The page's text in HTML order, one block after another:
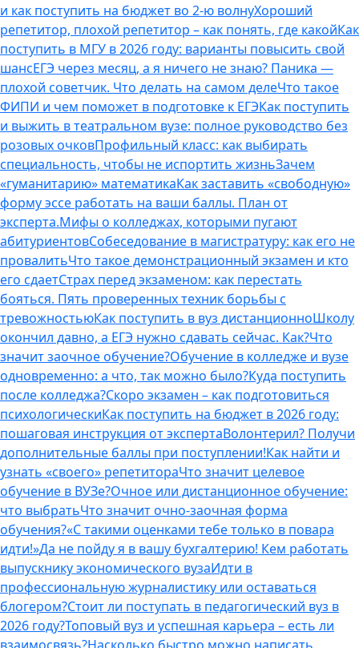
и как поступить на бюджет во 2‑ю волнуХороший
репетитор, плохой репетитор – как понять, где какойКак
поступить в МГУ в 2026 году: варианты повысить свой
шансЕГЭ через месяц, а я ничего не знаю? Паника —
плохой советчик. Что делать на самом делеЧто такое
ФИПИ и чем поможет в подготовке к ЕГЭКак поступить
и выжить в театральном вузе: полное руководство без
розовых очковПрофильный класс: как выбирать
специальность, чтобы не испортить жизньЗачем
«гуманитарию» математикаКак заставить «свободную»
форму эссе работать на ваши баллы. План от
эксперта.Мифы о колледжах, которыми пугают
абитуриентовСобеседование в магистратуру: как его не
провалитьЧто такое демонстрационный экзамен и кто
его сдаетСтрах перед экзаменом: как перестать
бояться. Пять проверенных техник борьбы с
тревожностьюКак поступить в вуз дистанционноШколу
окончил давно, а ЕГЭ нужно сдавать сейчас. Как?Что
значит заочное обучение?Обучение в колледже и вузе
одновременно: а что, так можно было?Куда поступить
после колледжа?Скоро экзамен – как подготовиться
психологическиКак поступить на бюджет в 2026 году:
пошаговая инструкция от экспертаВолонтерил? Получи
дополнительные баллы при поступлении!Как найти и
узнать «своего» репетитораЧто значит целевое
обучение в ВУЗе?Очное или дистанционное обучение:
что выбратьЧто значит очно-заочная форма
обучения?«С такими оценками тебе только в повара
идти!»Да не пойду я в вашу бухгалтерию! Кем работать
выпускнику экономического вузаИдти в
профессиональную журналистику или оставаться
блогером?Стоит ли поступать в педагогический вуз в
2026 году?Топовый вуз и успешная карьера – есть ли